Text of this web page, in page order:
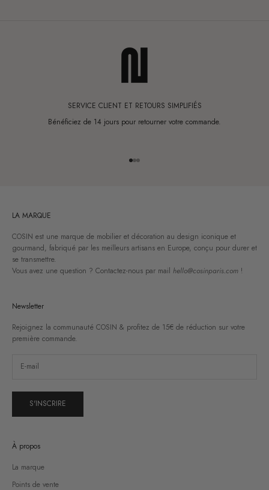
SERVICE CLIENT ET RETOURS SIMPLIFIÉS
Bénéficiez de 14 jours pour retourner votre commande.
Aller à l'élément 1
Aller à l'élément 2
Aller à l'élément 3
LA MARQUE
COSIN est une marque de mobilier et décoration au design iconique et
gourmand, fabriqué par les meilleurs artisans en Europe, conçu pour durer et
se transmettre.
Vous avez une question ? Contactez-nous par mail hello@cosinparis.com !
Newsletter
Rejoignez la communauté COSIN & profitez de 15€ de réduction sur votre
première commande.
S'INSCRIRE
À propos
La marque
Points de vente